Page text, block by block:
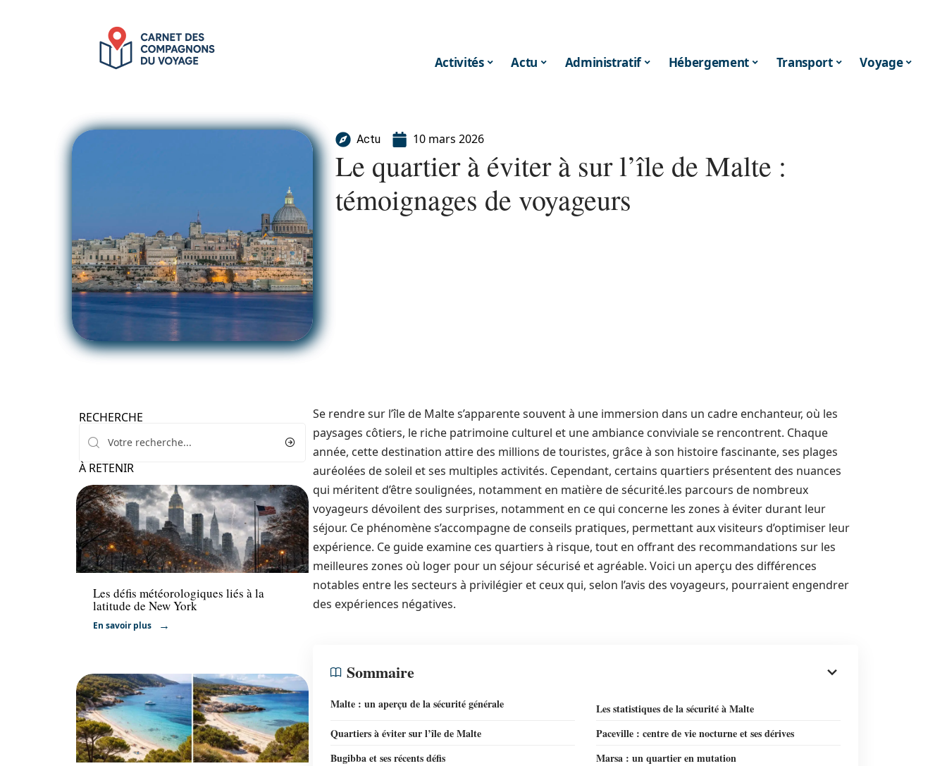
Activités Actu Administratif Hébergement Transport Voyage
Actu 10 mars 2026
Le quartier à éviter à sur l’île de Malte :
témoignages de voyageurs
RECHERCHE
À RETENIR
Actu
Les défis météorologiques liés à la
latitude de New York
En savoir plus
Voyage
Se rendre sur l’île de Malte s’apparente souvent à une immersion dans un cadre enchanteur, où les
paysages côtiers, le riche patrimoine culturel et une ambiance conviviale se rencontrent. Chaque
année, cette destination attire des millions de touristes, grâce à son histoire fascinante, ses plages
auréolées de soleil et ses multiples activités. Cependant, certains quartiers présentent des nuances
qui méritent d’être soulignées, notamment en matière de sécurité.les parcours de nombreux
voyageurs dévoilent des surprises, notamment en ce qui concerne les zones à éviter durant leur
séjour. Ce phénomène s’accompagne de conseils pratiques, permettant aux visiteurs d’optimiser leur
expérience. Ce guide examine ces quartiers à risque, tout en offrant des recommandations sur les
meilleures zones où loger pour un séjour sécurisé et agréable. Voici un aperçu des différences
notables entre les secteurs à privilégier et ceux qui, selon l’avis des voyageurs, pourraient engendrer
des expériences négatives.
Sommaire
Malte : un aperçu de la sécurité générale
Les statistiques de la sécurité à Malte
Quartiers à éviter sur l’île de Malte
Paceville : centre de vie nocturne et ses dérives
Bugibba et ses récents défis
Marsa : un quartier en mutation